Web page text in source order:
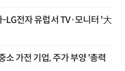
LG전자 유럽서 TV·모니터 '大
가전 기업, 주가 부양 '총력